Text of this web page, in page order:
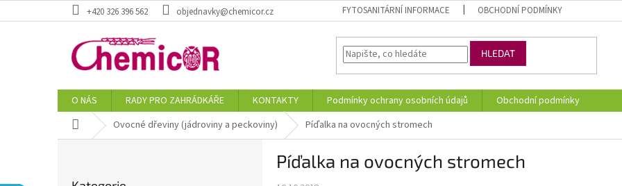
na
+420 326 396 562 objednavky@chemicor.cz FYTOSANITÁRNÍ INFORMACE OBCHODNÍ PODMÍNKY
HLEDAT
O NÁS RADY PRO ZAHRÁDKÁŘE KONTAKTY Podmínky ochrany osobních údajů
Obchodní podmínky
Domů Ovocné dřeviny (jádroviny a peckoviny) Píďalka na ovocných stromech
Píďalka na ovocných stromech